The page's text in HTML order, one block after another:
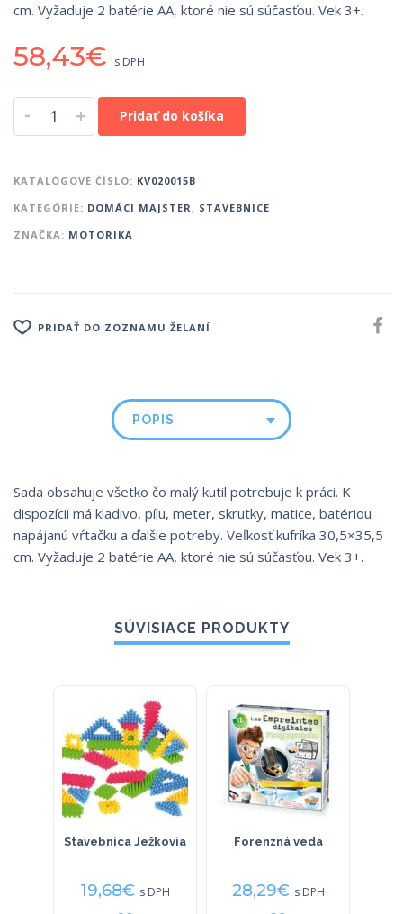
cm. Vyžaduje 2 batérie AA, ktoré nie sú súčasťou. Vek 3+.
58,43€ s DPH
- + Pridať do košíka
KATALÓGOVÉ ČÍSLO: KV020015B
KATEGÓRIE: DOMÁCI MAJSTER, STAVEBNICE
ZNAČKA: MOTORIKA
PRIDAŤ DO ZOZNAMU ŽELANÍ
POPIS
Sada obsahuje všetko čo malý kutil potrebuje k práci. K
dispozícii má kladivo, pílu, meter, skrutky, matice, batériou
napájanú vŕtačku a ďalšie potreby. Veľkosť kufríka 30,5×35,5
cm. Vyžaduje 2 batérie AA, ktoré nie sú súčasťou. Vek 3+.
SÚVISIACE PRODUKTY
Stavebnica Ježkovia
19,68€ s DPH
Forenzná veda
28,29€ s DPH